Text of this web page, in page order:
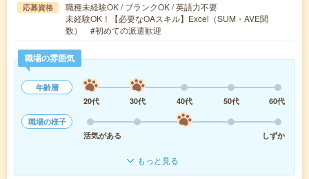
応募資格
職種未経験OK / ブランクOK / 英語力不要
未経験OK！【必要なOAスキル】Excel（SUM・AVE関
数） #初めての派遣歓迎
職場の雰囲気
年齢層
20代
30代 40代 50代
60代
職場の様子
活気がある
しずか
もっと見る